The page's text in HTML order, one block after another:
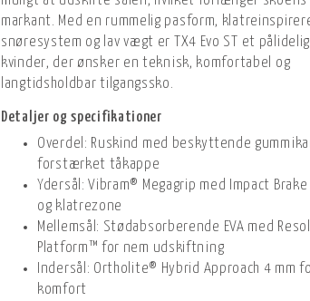
markant. Med en rummelig pasform,
snøresystem og lav vægt er TX4 Evo ST et
kvinder, der ønsker en teknisk, komfortabel og
langtidsholdbar tilgangssko.
Detaljer og specifikationer
Overdel: Ruskind med beskyttende
forstærket tåkappe
Ydersål: Vibram® Megagrip med Impact
og klatrezone
Mellemsål: Stødabsorberende EVA med
Platform™ for nem udskiftning
Indersål: Ortholite® Hybrid Approach 4 mm
komfort